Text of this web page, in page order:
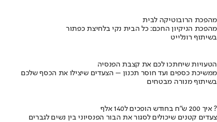
מהפכת הרובוטיקה לבית
מהפכת הניקיון החכם: כל הבית נקי בלחיצת כפתור
בשיתוף רונלייט
הטעויות שיחתכו לכם את קצבת הפנסיה
ממשיכת כספים ועד חוסר תכנון – הצעדים שיצילו את הכסף שלכם
בשיתוף מנורה מבטחים
איך 200 ש"ח בחודש הופכים ל140 אלף ?
צעדים קטנים שיכולים לסגור את הבור הפנסיוני בין נשים לגברים